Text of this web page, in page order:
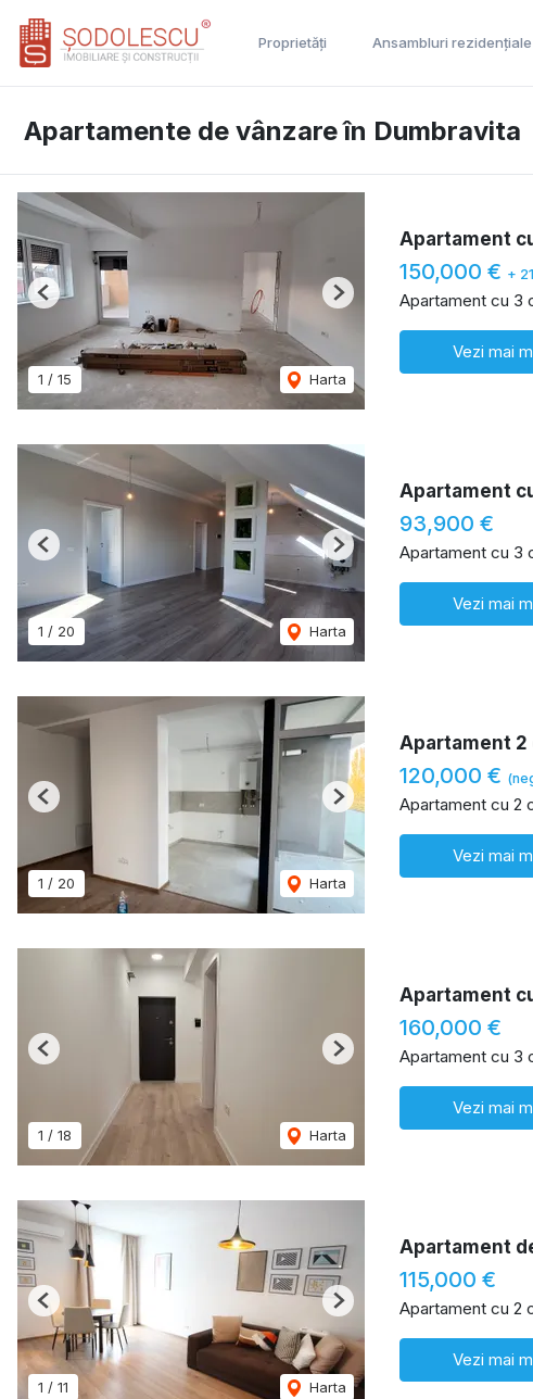
Proprietăți Ansambluri rezidențiale
Apartamente de vânzare în Dumbravita
1 / 15 Harta
Previous Next
Apartament
150,000 € +
Apartament cu 3
Vezi mai
1 / 20 Harta
Previous Next
Apartament
93,900 €
Apartament cu 3
Vezi mai
1 / 20 Harta
Previous Next
Apartament 2
120,000 €
Apartament cu 2
Vezi mai
1 / 18 Harta
Previous Next
Apartament
160,000 €
Apartament cu 3
Vezi mai
1 / 11 Harta
Previous Next
Apartament
115,000 €
Apartament cu 2
Vezi mai